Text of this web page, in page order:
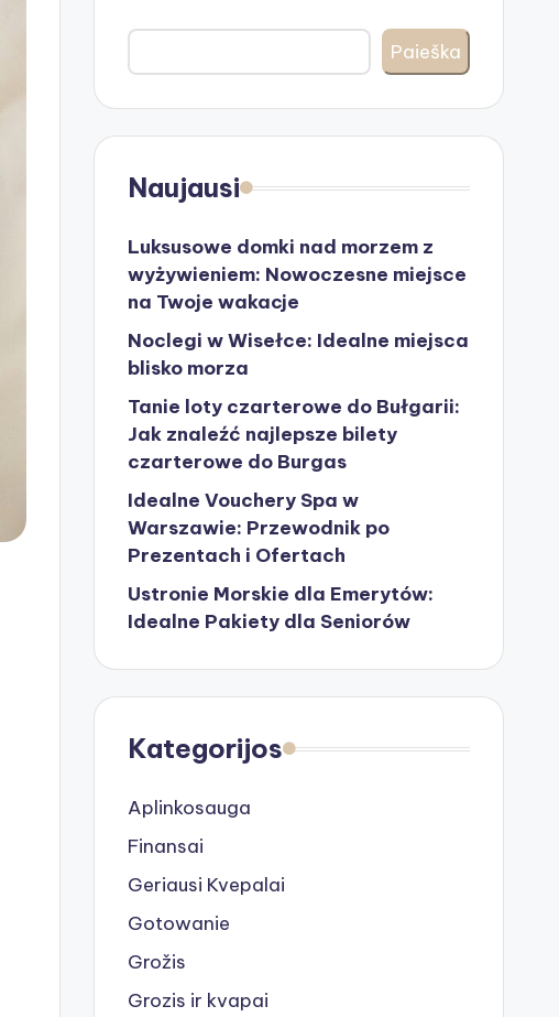
Paieška
Naujausi
Luksusowe domki nad morzem z
wyżywieniem: Nowoczesne miejsce
na Twoje wakacje
Noclegi w Wisełce: Idealne miejsca
blisko morza
Tanie loty czarterowe do Bułgarii:
Jak znaleźć najlepsze bilety
czarterowe do Burgas
Idealne Vouchery Spa w
Warszawie: Przewodnik po
Prezentach i Ofertach
Ustronie Morskie dla Emerytów:
Idealne Pakiety dla Seniorów
Kategorijos
Aplinkosauga
Finansai
Geriausi Kvepalai
Gotowanie
Grožis
Grozis ir kvapai